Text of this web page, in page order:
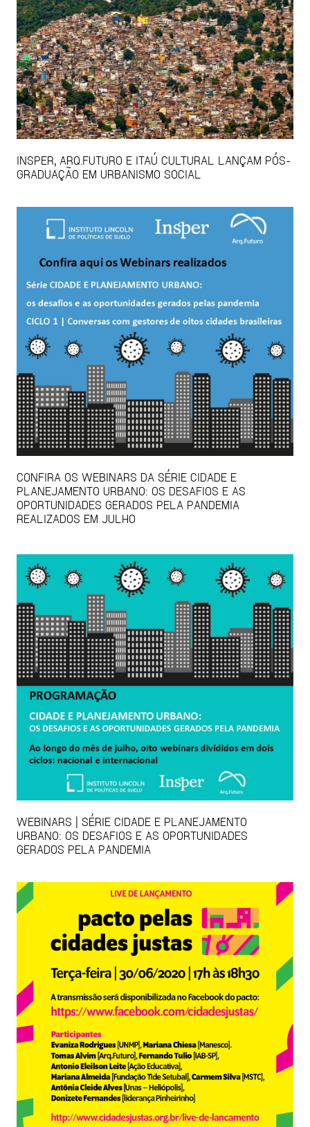
INSPER, ARQ.FUTURO E ITAÚ CULTURAL LANÇAM PÓS-
GRADUAÇÃO EM URBANISMO SOCIAL
CONFIRA OS WEBINARS DA SÉRIE CIDADE E
PLANEJAMENTO URBANO: OS DESAFIOS E AS
OPORTUNIDADES GERADOS PELA PANDEMIA
REALIZADOS EM JULHO
WEBINARS | SÉRIE CIDADE E PLANEJAMENTO
URBANO: OS DESAFIOS E AS OPORTUNIDADES
GERADOS PELA PANDEMIA